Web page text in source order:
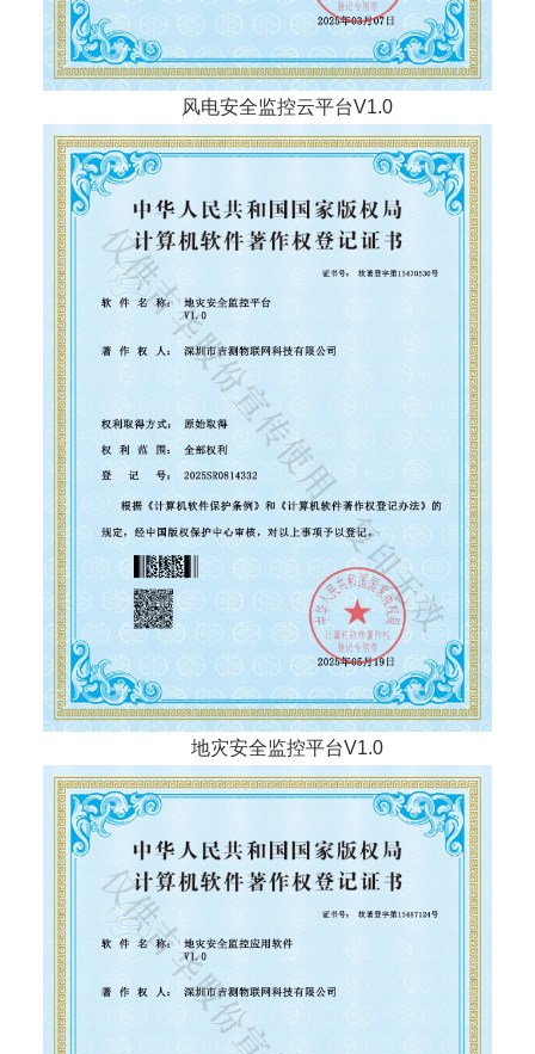
风电安全监控云平台V1.0
地灾安全监控平台V1.0